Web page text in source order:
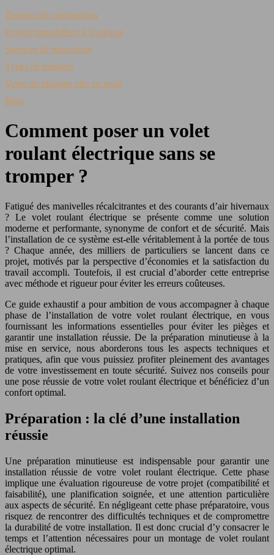
Travaux de construction
Projets immobiliers à Toulouse
Services de rénovation
Types de maisons
Vente de maisons clés en main
Blog
Comment poser un volet
roulant électrique sans se
tromper ?
Fatigué des manivelles récalcitrantes et des courants d’air hivernaux
? Le volet roulant électrique se présente comme une solution
moderne et performante, synonyme de confort et de sécurité. Mais
l’installation de ce système est-elle véritablement à la portée de tous
? Chaque année, des milliers de particuliers se lancent dans ce
projet, motivés par la perspective d’économies et la satisfaction du
travail accompli. Toutefois, il est crucial d’aborder cette entreprise
avec méthode et rigueur pour éviter les erreurs coûteuses.
Ce guide exhaustif a pour ambition de vous accompagner à chaque
phase de l’installation de votre volet roulant électrique, en vous
fournissant les informations essentielles pour éviter les pièges et
garantir une installation réussie. De la préparation minutieuse à la
mise en service, nous aborderons tous les aspects techniques et
pratiques, afin que vous puissiez profiter pleinement des avantages
de votre investissement en toute sécurité. Suivez nos conseils pour
une pose réussie de votre volet roulant électrique et bénéficiez d’un
confort optimal.
Préparation : la clé d’une installation
réussie
Une préparation minutieuse est indispensable pour garantir une
installation réussie de votre volet roulant électrique. Cette phase
implique une évaluation rigoureuse de votre projet (compatibilité et
faisabilité), une planification soignée, et une attention particulière
aux aspects de sécurité. En négligeant cette phase préparatoire, vous
risquez de rencontrer des difficultés techniques et de compromettre
la durabilité de votre installation. Il est donc crucial d’y consacrer le
temps et l’attention nécessaires pour un montage de volet roulant
électrique optimal.